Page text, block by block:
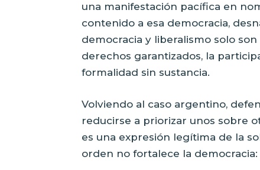
una manifestación pacífica en
contenido a esa democracia,
democracia y liberalismo solo
derechos garantizados, la
formalidad sin sustancia.
Volviendo al caso argentino,
reducirse a priorizar unos sobre
es una expresión legítima de la
orden no fortalece la democracia: